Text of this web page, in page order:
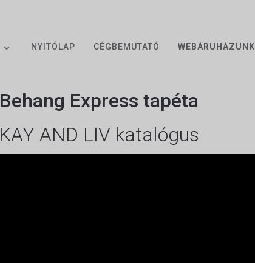
NYITÓLAP CÉGBEMUTATÓ WEBÁRUHÁZUNK
Behang Express tapéta
KAY AND LIV katalógus